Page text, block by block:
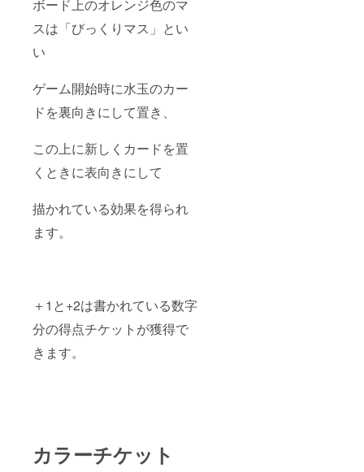
ボード上のオレンジ色のマ
スは「びっくりマス」とい
い
ゲーム開始時に水玉のカー
ドを裏向きにして置き、
この上に新しくカードを置
くときに表向きにして
描かれている効果を得られ
ます。
＋1と+2は書かれている数字
分の得点チケットが獲得で
きます。
カラーチケット